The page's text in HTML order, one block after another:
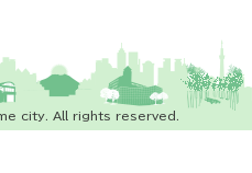
city. All rights reserved.